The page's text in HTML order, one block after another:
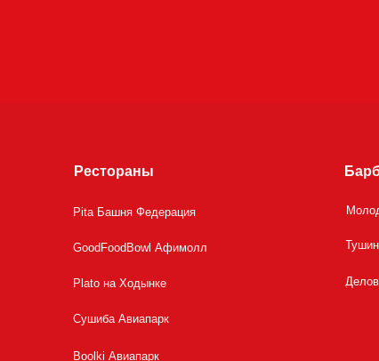
Рестораны
Pita Башня Федерация
GoodFoodBowl Афимолл
Plato на Ходынке
Сушиба Авиапарк
Boolki Авиапарк